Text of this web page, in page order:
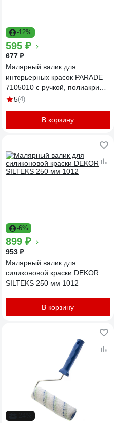
-12%
595 ₽
677 ₽
Малярный валик для
интерьерных красок PARADE
7105010 с ручкой, полиакрил
11х48х250 мм Лк-00011121
5(4)
В корзину
-6%
899 ₽
953 ₽
Малярный валик для
силиконовой краски DEKOR
SILTEKS 250 мм 1012
В корзину